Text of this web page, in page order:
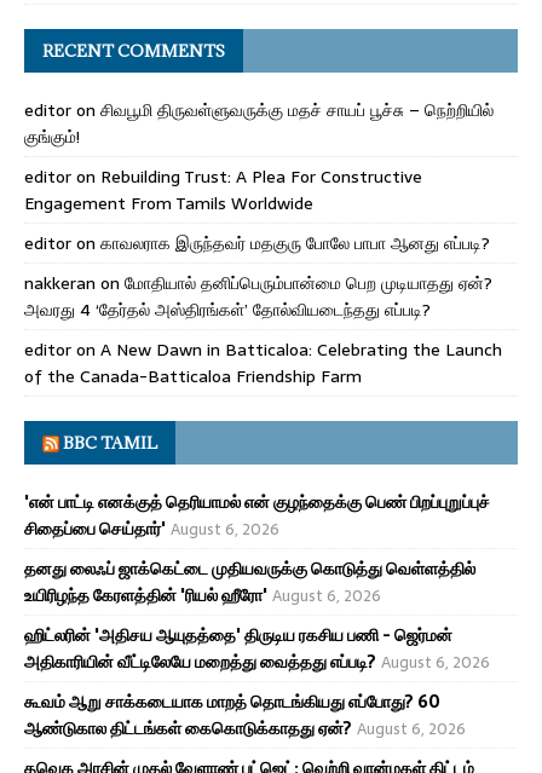
RECENT COMMENTS
editoron சிவபூமி திருவள்ளுவருக்கு மதச் சாயப் பூச்சு – நெற்றியில்
குங்கும்!
editoron Rebuilding Trust: A Plea For Constructive
Engagement From Tamils Worldwide
editoron காவலராக இருந்தவர் மதகுரு போலே பாபா ஆனது எப்படி?
nakkeran on மோதியால் தனிப்பெரும்பான்மை பெற முடியாதது ஏன்?
அவரது 4 ‘தேர்தல் அஸ்திரங்கள்’ தோல்வியடைந்தது எப்படி?
editoron A New Dawn in Batticaloa: Celebrating the Launch
of the Canada-Batticaloa Friendship Farm
BBC TAMIL
'என் பாட்டி எனக்குத் தெரியாமல் என் குழந்தைக்கு பெண் பிறப்புறுப்புச்
சிதைப்பை செய்தார்'August 6, 2026
தனது லைஃப் ஜாக்கெட்டை முதியவருக்கு கொடுத்து வெள்ளத்தில்
உயிரிழந்த கேரளத்தின் 'ரியல் ஹீரோ'August 6, 2026
ஹிட்லரின் 'அதிசய ஆயுதத்தை' திருடிய ரகசிய பணி - ஜெர்மன்
அதிகாரியின் வீட்டிலேயே மறைத்து வைத்தது எப்படி? August 6, 2026
கூவம் ஆறு சாக்கடையாக மாறத் தொடங்கியது எப்போது? 60
ஆண்டுகால திட்டங்கள் கைகொடுக்காதது ஏன்? August 6, 2026